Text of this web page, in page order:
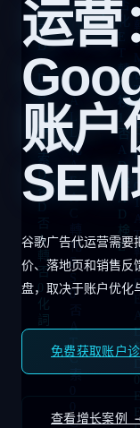
运营
账户
谷歌广告代运营需要
价、落地页和销售反
盘，取决于账户优化
免费获取账户
查看增长案例